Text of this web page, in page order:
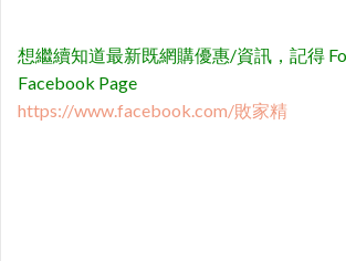
想繼續知道最新既網購優惠/資訊，記得
Facebook Page
https://www.facebook.com/敗家精